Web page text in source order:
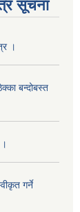
सूचना
।
बन्दोबस्त
गर्ने